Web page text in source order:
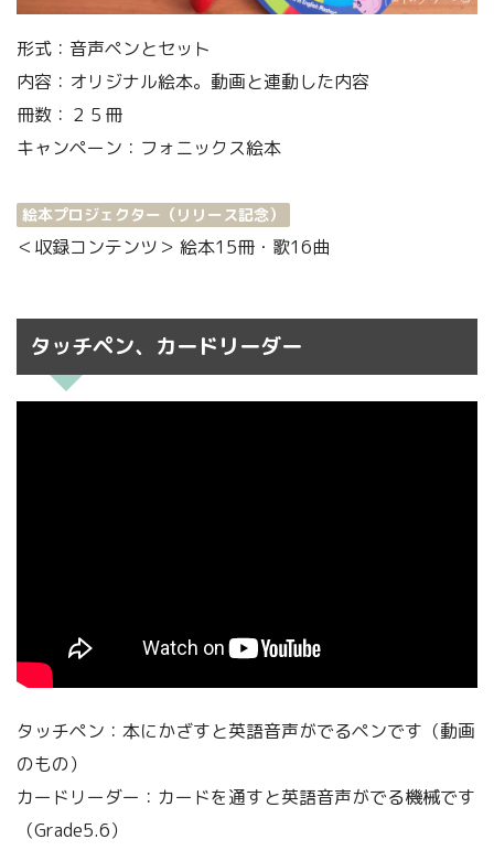
形式：音声ペンとセット
内容：オリジナル絵本。動画と連動した内容
冊数：２５冊
キャンペーン：フォニックス絵本
絵本プロジェクター（リリース記念）
＜収録コンテンツ＞ 絵本15冊・歌16曲
タッチペン、カードリーダー
タッチペン：本にかざすと英語音声がでるペンです（動画
のもの）
カードリーダー：カードを通すと英語音声がでる機械です
（Grade5.6）